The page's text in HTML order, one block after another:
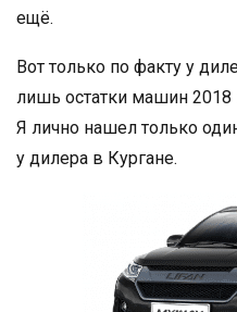
ещё.
Вот только по факту у
лишь остатки машин 2018
Я лично нашел только
у дилера в Кургане.